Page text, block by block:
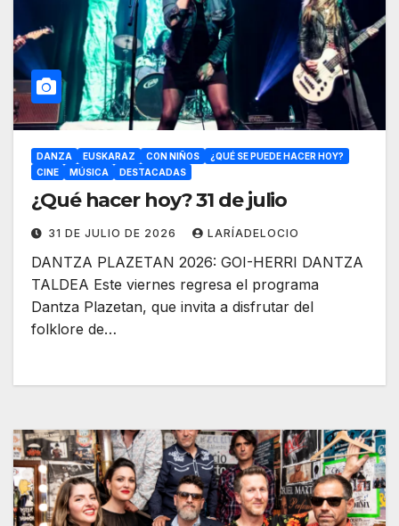
DANZA EUSKARAZ CON NIÑOS
¿QUÉ SE PUEDE HACER HOY?
CINE
MÚSICA DESTACADAS
¿Qué hacer hoy? 31 de julio
31 DE JULIO DE 2026 LARÍADELOCIO
DANTZA PLAZETAN 2026: GOI-HERRI DANTZA
TALDEA Este viernes regresa el programa
Dantza Plazetan, que invita a disfrutar del
folklore de…